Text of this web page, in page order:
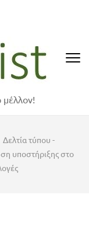
μέλλον!
Δελτία τύπου -
υποστήριξης στο